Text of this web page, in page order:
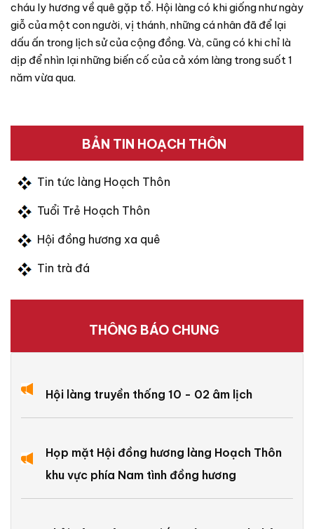
cháu ly hương về quê gặp tổ. Hội làng có khi giống như ngày
giỗ của một con người, vị thánh, những cá nhân đã để lại
dấu ấn trong lịch sử của cộng đồng. Và, cũng có khi chỉ là
dịp để nhìn lại những biến cố của cả xóm làng trong suốt 1
năm vừa qua.
BẢN TIN HOẠCH THÔN
Tin tức làng Hoạch Thôn
Tuổi Trẻ Hoạch Thôn
Hội đồng hương xa quê
Tin trà đá
THÔNG BÁO CHUNG
Hội làng truyền thống 10 - 02 âm lịch
Họp mặt Hội đồng hương làng Hoạch Thôn
khu vực phía Nam tình đồng hương